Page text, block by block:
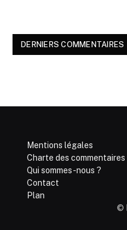
DERNIERS COMMENTAIRES
Mentions légales
Charte des commentaires
Qui sommes-nous ?
Contact
Plan
©